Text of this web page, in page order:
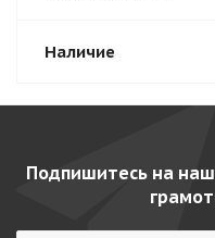
Наличие
Подпишитесь на